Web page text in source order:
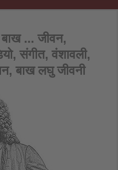
... जीवन,
संगीत, वंशावली,
बाख लघु जीवनी